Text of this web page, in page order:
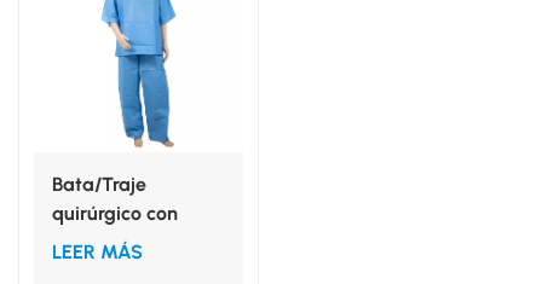
Bata/Traje
quirúrgico con
cuello en V para
LEER MÁS